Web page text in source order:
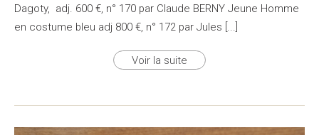
Dagoty, adj. 600 €, n° 170 par Claude BERNY Jeune Homme
en costume bleu adj 800 €, n° 172 par Jules [...]
Voir la suite